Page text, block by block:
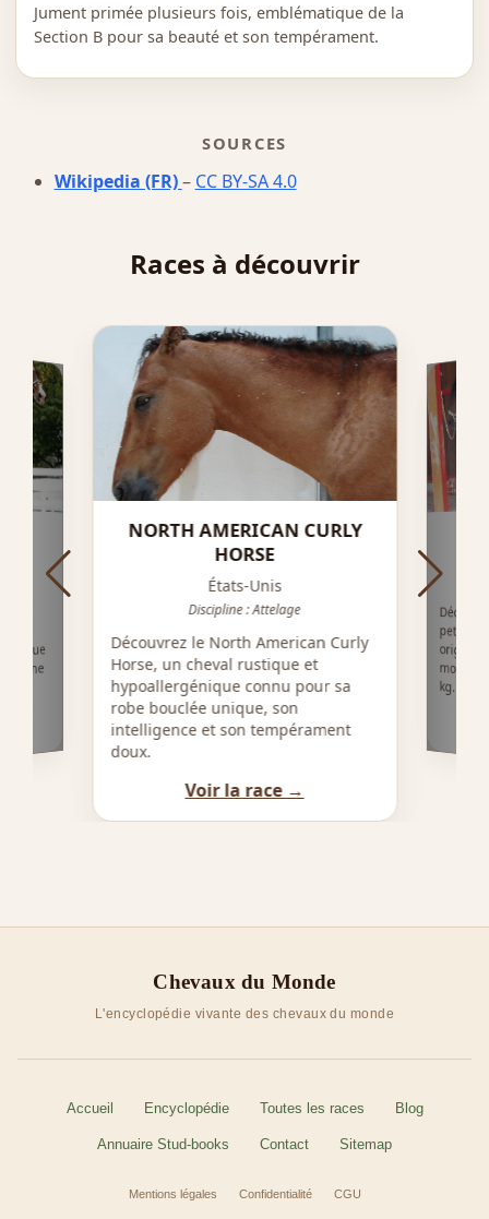
Jument primée plusieurs fois, emblématique de la
Section B pour sa beauté et son tempérament.
SOURCES
Wikipedia (FR)– CC BY-SA 4.0
Races à découvrir
L'une
NORTH AMERICAN CURLY
HORSE
États-Unis
Discipline : Attelage
Découvrez le North American Curly
Horse, un cheval rustique et
hypoallergénique connu pour sa
robe bouclée unique, son
intelligence et son tempérament
doux.
Voir la race →
petit
kg.
Chevaux du Monde
L'encyclopédie vivante des chevaux du monde
Accueil Encyclopédie Toutes les races Blog
Annuaire Stud-books Contact Sitemap
Mentions légales Confidentialité CGU